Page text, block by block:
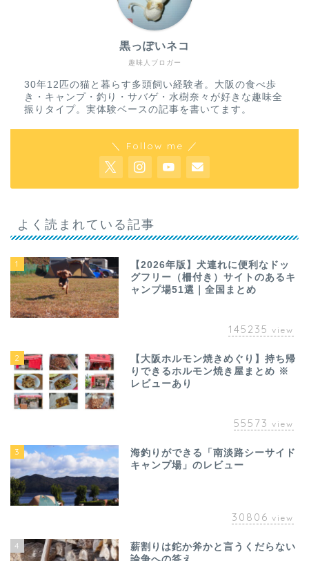
趣味人ブロガー
黒っぽいネコ
30年12匹の猫と暮らす多頭飼い経験者。大阪の食べ歩
き・キャンプ・釣り・サバゲ・水樹奈々が好きな趣味全
振りタイプ。実体験ベースの記事を書いてます。
＼ Follow me ／
よく読まれている記事
1
【2026年版】犬連れに便利なドッ
グフリー（柵付き）サイトのあるキ
ャンプ場51選｜全国まとめ
145235 view
2
【大阪ホルモン焼きめぐり】持ち帰
りできるホルモン焼き屋まとめ ※
レビューあり
55573 view
3
海釣りができる「南淡路シーサイド
キャンプ場」のレビュー
30806 view
4
薪割りは鉈か斧かと言うくだらない